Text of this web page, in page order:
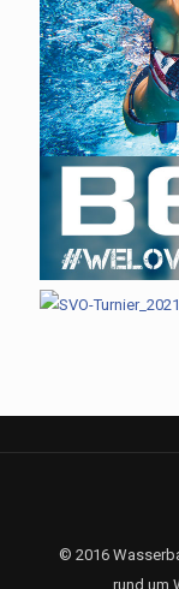
© 2016
rund um